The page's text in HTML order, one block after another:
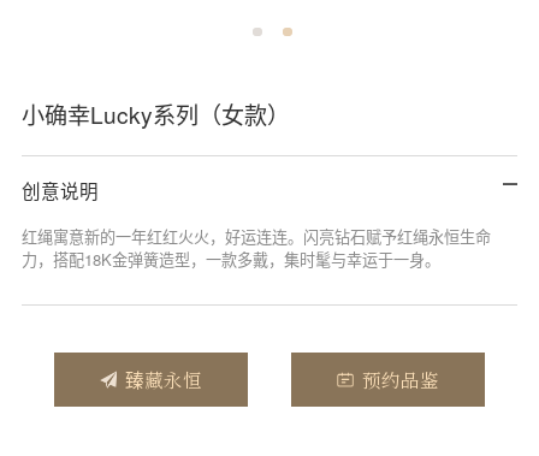
小确幸Lucky系列（女款）
创意说明
红绳寓意新的一年红红火火，好运连连。闪亮钻石赋予红绳永恒生命
力，搭配18K金弹簧造型，一款多戴，集时髦与幸运于一身。
臻藏永恒 预约品鉴